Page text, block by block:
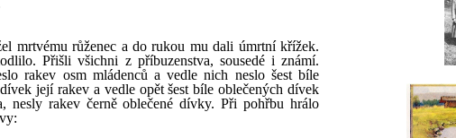
mrtvému růženec a do rukou mu dali úmrtní křížek.
Přišli všichni z příbuzenstva, sousedé i známí.
rakev osm mládenců a vedle nich neslo šest bíle
její rakev a vedle opět šest bíle oblečených dívek
nesly rakev černě oblečené dívky. Při pohřbu hrálo